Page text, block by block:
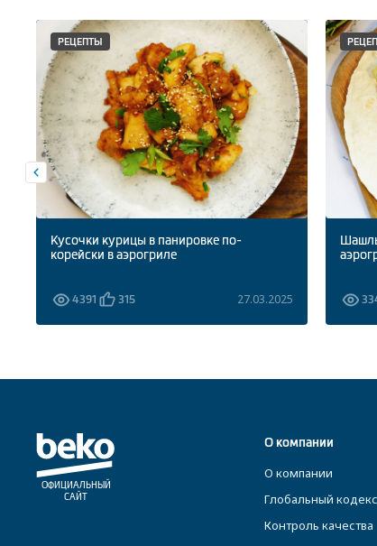
РЕЦЕПТЫ
Кусочки курицы в панировке по-
корейски в аэрогриле
4391 315 27.03.2025
ОФИЦИАЛЬНЫЙ
САЙТ
О компании
О компании
Глобальный
Контроль качества